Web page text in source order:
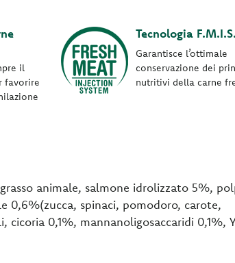
il
favorire
Tecnologia F.M.I.S.
Garantisce l’ottimale
conservazione dei
nutritivi della carne
animale, salmone idrolizzato 5%,
0,6%(zucca, spinaci, pomodoro, carote,
0,1%, mannanoligosaccaridi 0,1%,